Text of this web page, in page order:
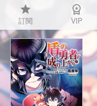
star
訂閱
workspace_premium
VIP